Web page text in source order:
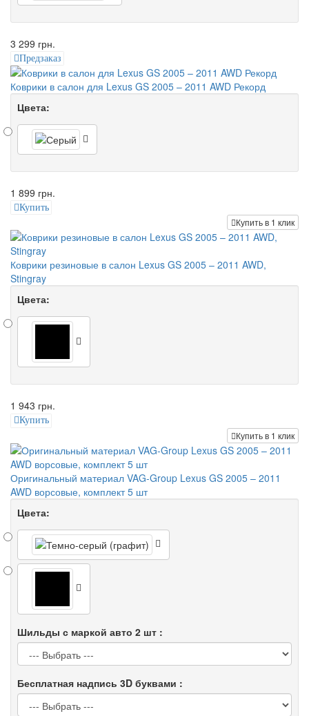
3 299 грн.
Предзаказ
Коврики в салон для Lexus GS 2005 – 2011 AWD Рекорд
Цвета:
1 899 грн.
Купить
Купить в 1 клик
Коврики резиновые в салон Lexus GS 2005 – 2011 AWD,
Stingray
Цвета:
1 943 грн.
Купить
Купить в 1 клик
Оригинальный материал VAG-Group Lexus GS 2005 – 2011
AWD ворсовые, комплект 5 шт
Цвета:
Шильды с маркой авто 2 шт :
Бесплатная надпись 3D буквами :